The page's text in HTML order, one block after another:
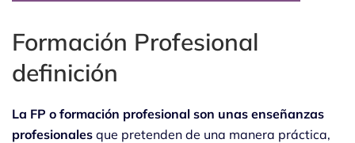
Formación Profesional
definición
La FP o formación profesional son unas enseñanzas
profesionales que pretenden de una manera práctica,